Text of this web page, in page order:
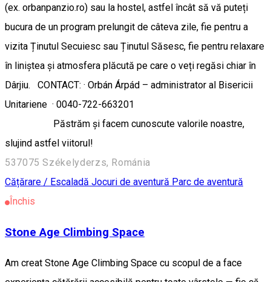
(ex. orbanpanzio.ro) sau la hostel, astfel încât să vă puteți
bucura de un program prelungit de câteva zile, fie pentru a
vizita Ținutul Secuiesc sau Ținutul Săsesc, fie pentru relaxare
în liniștea și atmosfera plăcută pe care o veți regăsi chiar în
Dârjiu. CONTACT: · Orbán Árpád – administrator al Bisericii
Unitariene · 0040-722-663201
Păstrăm și facem cunoscute valorile noastre,
slujind astfel viitorul!
537075 Székelyderzs, Románia
Cățărare / Escaladă Jocuri de aventură Parc de aventură
Închis
Stone Age Climbing Space
Am creat Stone Age Climbing Space cu scopul de a face